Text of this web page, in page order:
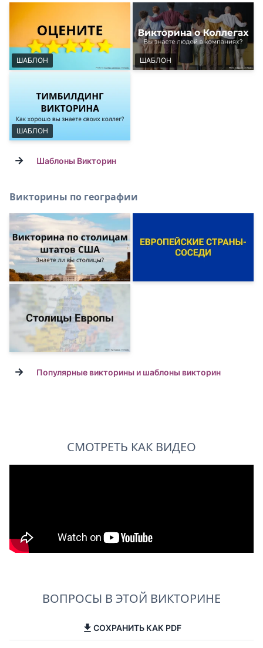
ШАБЛОН ШАБЛОН
ШАБЛОН
→ Шаблоны Викторин
Викторины по географии
→ Популярные викторины и шаблоны викторин
СМОТРЕТЬ КАК ВИДЕО
ВОПРОСЫ В ЭТОЙ ВИКТОРИНЕ
СОХРАНИТЬ КАК PDF